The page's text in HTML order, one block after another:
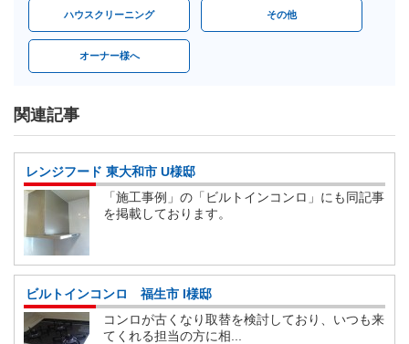
ハウスクリーニング その他
オーナー様へ
関連記事
レンジフード 東大和市 U様邸
「施工事例」の「ビルトインコンロ」にも同記事
を掲載しております。
ビルトインコンロ 福生市 I様邸
コンロが古くなり取替を検討しており、いつも来
てくれる担当の方に相...